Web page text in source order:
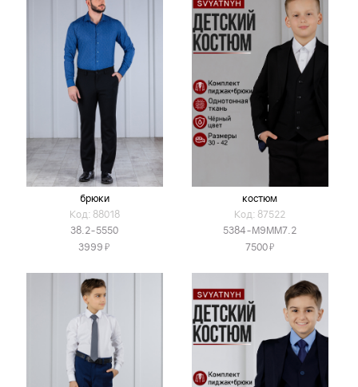
брюки
Код: 88018
38.2-5550
3999Я
костюм
Код: 87522
5384-М9ММ7.2
7500Я